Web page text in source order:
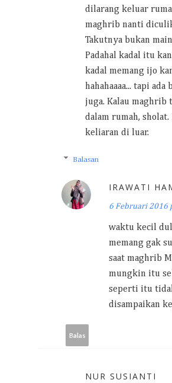
dilarang keluar
maghrib nanti
Takutnya bukan
Padahal kadal itu
kadal memang ijo
hahahaaaa... tapi ada
juga. Kalau maghrib
dalam rumah, sholat.
keliaran di luar.
Balasan
IRAWATI
6 Februari 2016
waktu kecil
memang gak
saat maghrib
mungkin itu
seperti itu
disampaikan
Balas
NUR SUSIANTI